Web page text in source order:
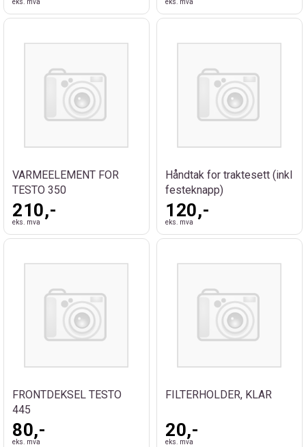
eks. mva eks. mva
VARMEELEMENT FOR
TESTO 350
210,-
eks. mva
Håndtak for traktesett (inkl
festeknapp)
120,-
eks. mva
FRONTDEKSEL TESTO
445
80,-
eks. mva
FILTERHOLDER, KLAR
20,-
eks. mva